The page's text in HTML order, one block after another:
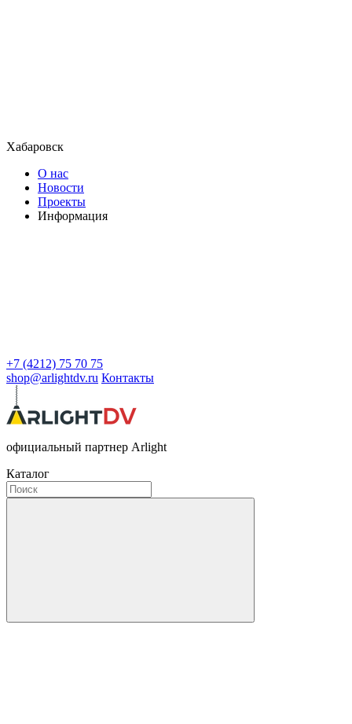
Хабаровск
О нас
Новости
Проекты
Информация
+7 (4212) 75 70 75
shop@arlightdv.ru Контакты
официальный партнер Arlight
Каталог